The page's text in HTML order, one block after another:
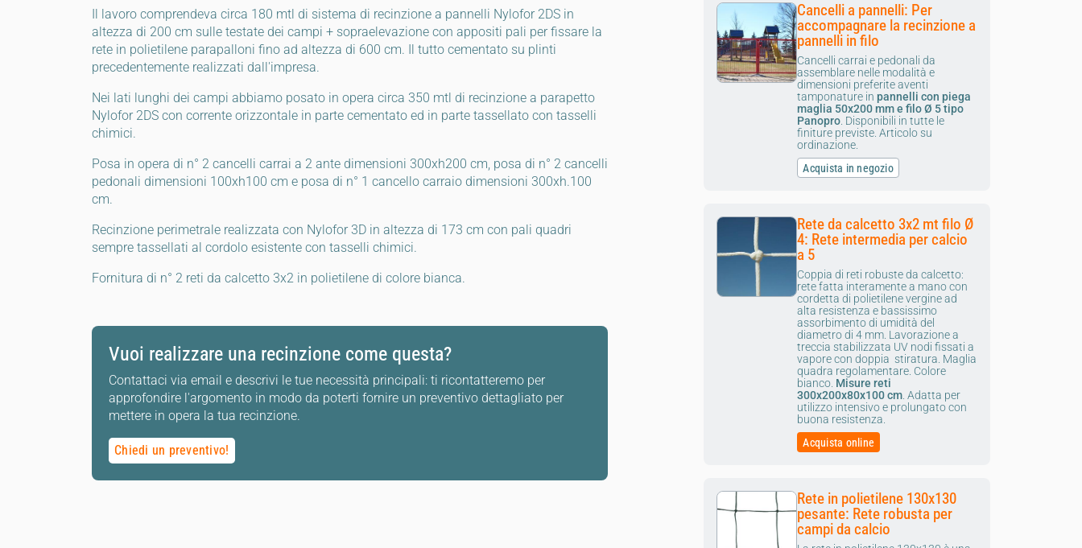
Il lavoro comprendeva circa 180 mtl di sistema di recinzione a pannelli Nylofor 2DS in
altezza di 200 cm sulle testate dei campi + sopraelevazione con appositi pali per fissare la
rete in polietilene parapalloni fino ad altezza di 600 cm. Il tutto cementato su plinti
precedentemente realizzati dall'impresa.
Nei lati lunghi dei campi abbiamo posato in opera circa 350 mtl di recinzione a parapetto
Nylofor 2DS con corrente orizzontale in parte cementato ed in parte tassellato con tasselli
chimici.
Posa in opera di n° 2 cancelli carrai a 2 ante dimensioni 300xh200 cm, posa di n° 2 cancelli
pedonali dimensioni 100xh100 cm e posa di n° 1 cancello carraio dimensioni 300xh.100
cm.
Recinzione perimetrale realizzata con Nylofor 3D in altezza di 173 cm con pali quadri
sempre tassellati al cordolo esistente con tasselli chimici.
Fornitura di n° 2 reti da calcetto 3x2 in polietilene di colore bianca.
Vuoi realizzare una recinzione come questa?
Contattaci via email e descrivi le tue necessità principali: ti ricontatteremo per
approfondire l'argomento in modo da poterti fornire un preventivo dettagliato per
mettere in opera la tua recinzione.
Chiedi un preventivo!
Cancelli a pannelli: Per
accompagnare la recinzione a
pannelli in filo
Cancelli carrai e pedonali da
assemblare nelle modalità e
dimensioni preferite aventi
tamponature in pannelli con piega
maglia 50x200 mm e filo Ø 5 tipo
Panopro . Disponibili in tutte le
finiture previste. Articolo su
ordinazione.
Acquista in negozio
Rete da calcetto 3x2 mt filo Ø
4: Rete intermedia per calcio
a 5
Coppia di reti robuste da calcetto:
rete fatta interamente a mano con
cordetta di polietilene vergine ad
alta resistenza e bassissimo
assorbimento di umidità del
diametro di 4 mm. Lavorazione a
treccia stabilizzata UV nodi fissati a
vapore con doppia stiratura. Maglia
quadra regolamentare. Colore
bianco. Misure reti
300x200x80x100 cm Adatta per
utilizzo intensivo e prolungato con
buona resistenza.
Acquista online
Rete in polietilene 130x130
pesante: Rete robusta per
campi da calcio